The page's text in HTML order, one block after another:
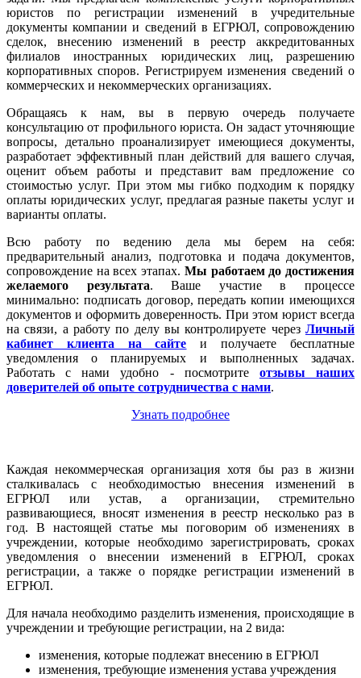
юристов по регистрации изменений в учредительные
документы компании и сведений в ЕГРЮЛ, сопровождению
сделок, внесению изменений в реестр аккредитованных
филиалов иностранных юридических лиц, разрешению
корпоративных споров. Регистрируем изменения сведений о
коммерческих и некоммерческих организациях.
Обращаясь к нам, вы в первую очередь получаете
консультацию от профильного юриста. Он задаст уточняющие
вопросы, детально проанализирует имеющиеся документы,
разработает эффективный план действий для вашего случая,
оценит объем работы и представит вам предложение со
стоимостью услуг. При этом мы гибко подходим к порядку
оплаты юридических услуг, предлагая разные пакеты услуг и
варианты оплаты.
Всю работу по ведению дела мы берем на себя:
предварительный анализ, подготовка и подача документов,
сопровождение на всех этапах. Мы работаем до достижения
желаемого результата. Ваше участие в процессе
минимально: подписать договор, передать копии имеющихся
документов и оформить доверенность. При этом юрист всегда
на связи, а работу по делу вы контролируете через Личный
кабинет клиента на сайте и получаете бесплатные
уведомления о планируемых и выполненных задачах.
Работать с нами удобно - посмотрите отзывы наших
доверителей об опыте сотрудничества с нами.
Узнать подробнее
Каждая некоммерческая организация хотя бы раз в жизни
сталкивалась с необходимостью внесения изменений в
ЕГРЮЛ или устав, а организации, стремительно
развивающиеся, вносят изменения в реестр несколько раз в
год. В настоящей статье мы поговорим об изменениях в
учреждении, которые необходимо зарегистрировать, сроках
уведомления о внесении изменений в ЕГРЮЛ, сроках
регистрации, а также о порядке регистрации изменений в
ЕГРЮЛ.
Для начала необходимо разделить изменения, происходящие в
учреждении и требующие регистрации, на 2 вида:
изменения, которые подлежат внесению в ЕГРЮЛ
изменения, требующие изменения устава учреждения